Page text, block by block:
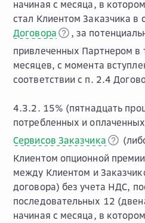
начиная с месяца, в
стал Клиентом Заказчика в
Договора
, за
привлеченных Партнером в
месяцев, с момента
соответствии с п. 2.4
4.3.2. 15% (пятнадцать
потребленных и оплаченных
Сервисов Заказчика
Клиентом опционной
между Клиентом и
договора) без учета НДС,
последовательных 12
начиная с месяца, в